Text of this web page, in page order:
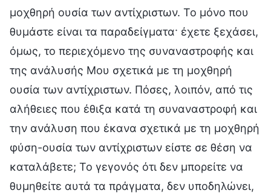
μοχθηρή ουσία των αντίχριστων. Το μόνο που
θυμάστε είναι τα παραδείγματα· έχετε ξεχάσει,
όμως, το περιεχόμενο της συναναστροφής και
της ανάλυσής Μου σχετικά με τη μοχθηρή
ουσία των αντίχριστων. Πόσες, λοιπόν, από τις
αλήθειες που έθιξα κατά τη συναναστροφή και
την ανάλυση που έκανα σχετικά με τη μοχθηρή
φύση-ουσία των αντίχριστων είστε σε θέση να
καταλάβετε; Το γεγονός ότι δεν μπορείτε να
θυμηθείτε αυτά τα πράγματα, δεν υποδηλώνει,